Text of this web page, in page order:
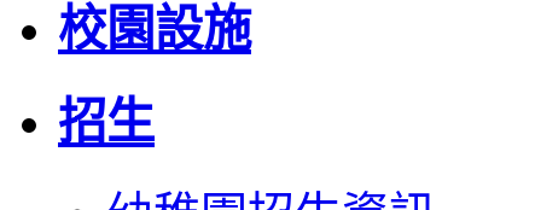
校園設施
招生